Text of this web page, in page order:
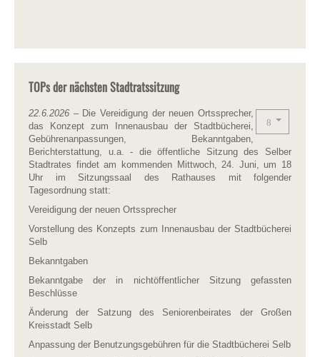
TOPs der nächsten Stadtratssitzung
22.6.2026 – Die Vereidigung der neuen Ortssprecher,
das Konzept zum Innenausbau der Stadtbücherei,
Gebührenanpassungen, Bekanntgaben,
Berichterstattung, u.a. - die öffentliche Sitzung des Selber
Stadtrates findet am kommenden Mittwoch, 24. Juni, um 18
Uhr im Sitzungssaal des Rathauses mit folgender
Tagesordnung statt:
Vereidigung der neuen Ortssprecher
Vorstellung des Konzepts zum Innenausbau der Stadtbücherei
Selb
Bekanntgaben
Bekanntgabe der in nichtöffentlicher Sitzung gefassten
Beschlüsse
Änderung der Satzung des Seniorenbeirates der Großen
Kreisstadt Selb
Anpassung der Benutzungsgebühren für die Stadtbücherei Selb